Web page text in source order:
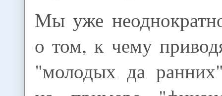
Мы уже
о том, к чему
"молодых да